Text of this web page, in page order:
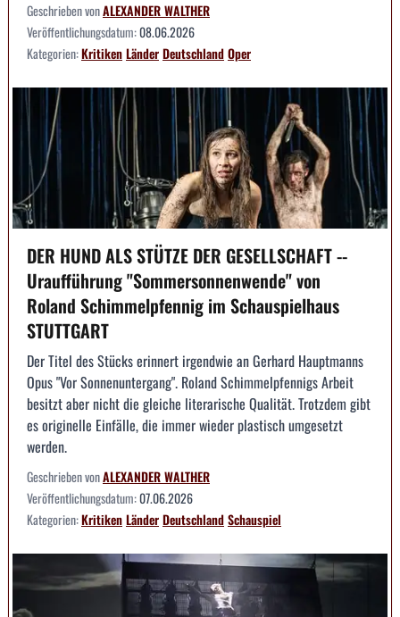
Geschrieben vonALEXANDER WALTHER
Veröffentlichungsdatum:08.06.2026
Kategorien:KritikenLänderDeutschlandOper
DER HUND ALS STÜTZE DER GESELLSCHAFT --
Uraufführung "Sommersonnenwende" von
Roland Schimmelpfennig im Schauspielhaus
STUTTGART
Der Titel des Stücks erinnert irgendwie an Gerhard Hauptmanns
Opus "Vor Sonnenuntergang". Roland Schimmelpfennigs Arbeit
besitzt aber nicht die gleiche literarische Qualität. Trotzdem gibt
es originelle Einfälle, die immer wieder plastisch umgesetzt
werden.
Geschrieben vonALEXANDER WALTHER
Veröffentlichungsdatum:07.06.2026
Kategorien:KritikenLänderDeutschlandSchauspiel